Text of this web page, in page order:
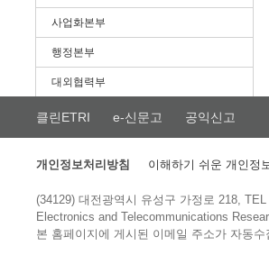
사업화본부
행정본부
대외협력부
클린ETRI e-신문고 공익신고
개인정보처리방침 이해하기 쉬운 개인정
(34129) 대전광역시 유성구 가정로 218, TEL
Electronics and Telecommunications
본 홈페이지에 게시된 이메일 주소가 자동